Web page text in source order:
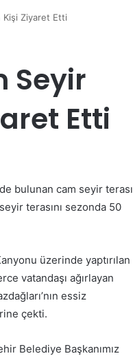
Kişi Ziyaret Etti
Seyir
Etti
bulunan cam seyir terası
terasını sezonda 50
üzerinde yaptırılan
vatandaşı ağırlayan
essiz
çekti.
Belediye Başkanımız